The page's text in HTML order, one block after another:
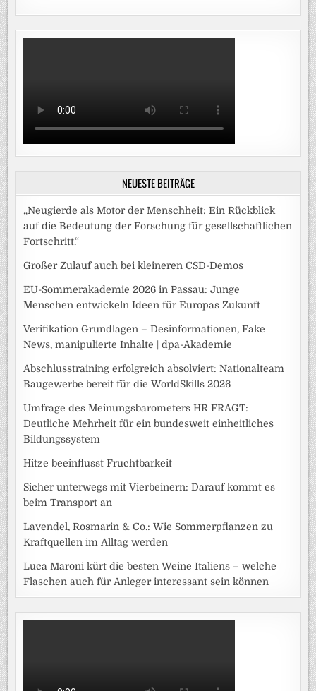
NEUESTE BEITRÄGE
„Neugierde als Motor der Menschheit: Ein Rückblick
auf die Bedeutung der Forschung für gesellschaftlichen
Fortschritt.“
Großer Zulauf auch bei kleineren CSD-Demos
EU-Sommerakademie 2026 in Passau: Junge
Menschen entwickeln Ideen für Europas Zukunft
Verifikation Grundlagen – Desinformationen, Fake
News, manipulierte Inhalte | dpa-Akademie
Abschlusstraining erfolgreich absolviert: Nationalteam
Baugewerbe bereit für die WorldSkills 2026
Umfrage des Meinungsbarometers HR FRAGT:
Deutliche Mehrheit für ein bundesweit einheitliches
Bildungssystem
Hitze beeinflusst Fruchtbarkeit
Sicher unterwegs mit Vierbeinern: Darauf kommt es
beim Transport an
Lavendel, Rosmarin & Co.: Wie Sommerpflanzen zu
Kraftquellen im Alltag werden
Luca Maroni kürt die besten Weine Italiens – welche
Flaschen auch für Anleger interessant sein können